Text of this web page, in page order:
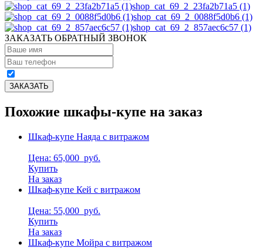
shop_cat_69_2_23fa2b71a5 (1)
shop_cat_69_2_0088f5d0b6 (1)
shop_cat_69_2_857aec6c57 (1)
ЗАКАЗАТЬ ОБРАТНЫЙ ЗВОНОК
Похожие шкафы-купе на заказ
Шкаф-купе Наяда с витражом
Цена: 65,000 руб.
Купить
На заказ
Шкаф-купе Кей с витражом
Цена: 55,000 руб.
Купить
На заказ
Шкаф-купе Мойра с витражом